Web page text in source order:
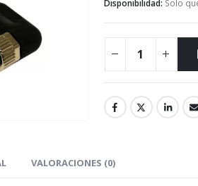
Disponibilidad: Solo
VALORACIONES (0)